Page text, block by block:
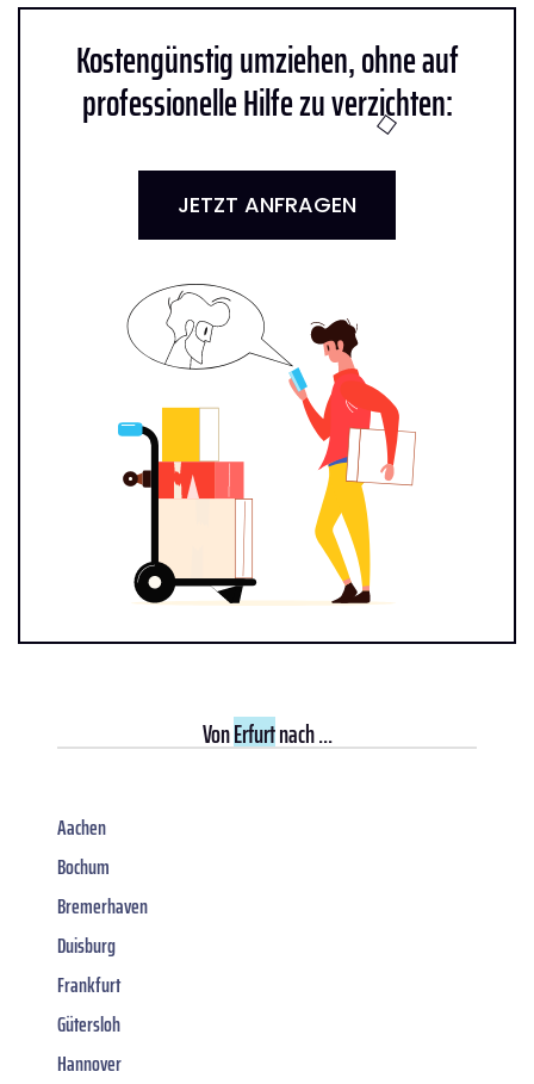
Kostengünstig umziehen, ohne auf
professionelle Hilfe zu verzichten:
JETZT ANFRAGEN
VonErfurtnach ...
Aachen
Bochum
Bremerhaven
Duisburg
Frankfurt
Gütersloh
Hannover